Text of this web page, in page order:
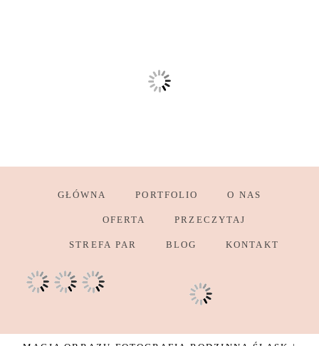
GŁÓWNA PORTFOLIO O NAS
OFERTA PRZECZYTAJ
STREFA PAR BLOG KONTAKT